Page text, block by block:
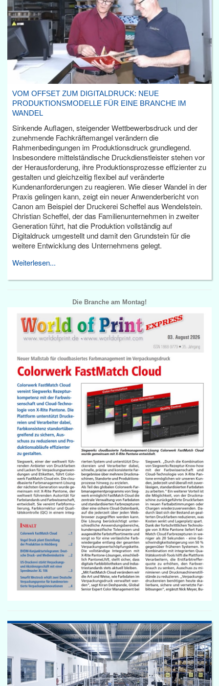
VOM OFFSET ZUM DIGITALDRUCK: NEUE
PRODUKTIONSMODELLE FÜR EINE BRANCHE IM
WANDEL
Sinkende Auflagen, steigender Wettbewerbsdruck und der
zunehmende Fachkräftemangel verändern die
Rahmenbedingungen im Produktionsdruck grundlegend.
Insbesondere mittelständische Druckdienstleister stehen vor
der Herausforderung, ihre Produktionsprozesse effizienter zu
gestalten und gleichzeitig flexibel auf veränderte
Kundenanforderungen zu reagieren. Wie dieser Wandel in der
Praxis gelingen kann, zeigt ein neuer Anwenderbericht von
Canon am Beispiel der Druckerei Scheffel aus Wendelstein.
Christian Scheffel, der das Familienunternehmen in zweiter
Generation führt, hat die Produktion vollständig auf
Digitaldruck umgestellt und damit den Grundstein für die
weitere Entwicklung des Unternehmens gelegt.
Weiterlesen...
Die Branche am Montag!